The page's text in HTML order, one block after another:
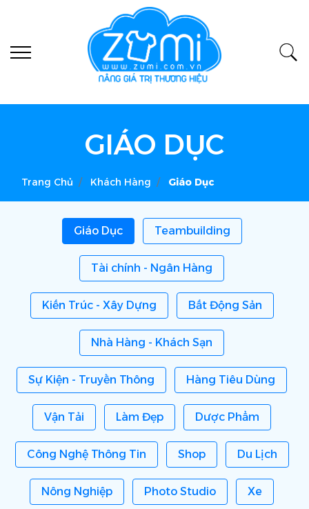
GIÁO DỤC
Trang Chủ Khách Hàng Giáo Dục
Giáo Dục Teambuilding
Tài chính - Ngân Hàng
Kiến Trúc - Xây Dựng Bất Động Sản
Nhà Hàng - Khách Sạn
Sự Kiện - Truyền Thông Hàng Tiêu Dùng
Vận Tải Làm Đẹp Dược Phẩm
Công Nghệ Thông Tin Shop Du Lịch
Nông Nghiệp Photo Studio Xe